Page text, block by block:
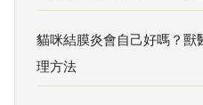
貓咪結膜炎會自己好嗎？獸
理方法